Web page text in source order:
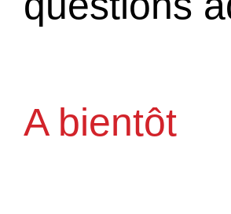
A bientôt